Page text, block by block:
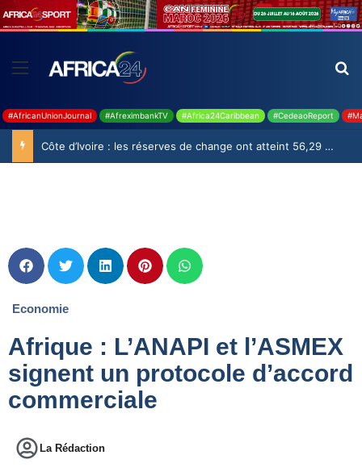
#AfricanUnionJournal #AfreximbankTV #Africa24Caribbean #CedeaoReport
Côte d’Ivoire : les réserves de change ont atteint 56,29 milliards USD en juillet
Economie
Afrique : L’ANAPI et l’ASMEX
signent un protocole d’accord
commerciale
La Rédaction